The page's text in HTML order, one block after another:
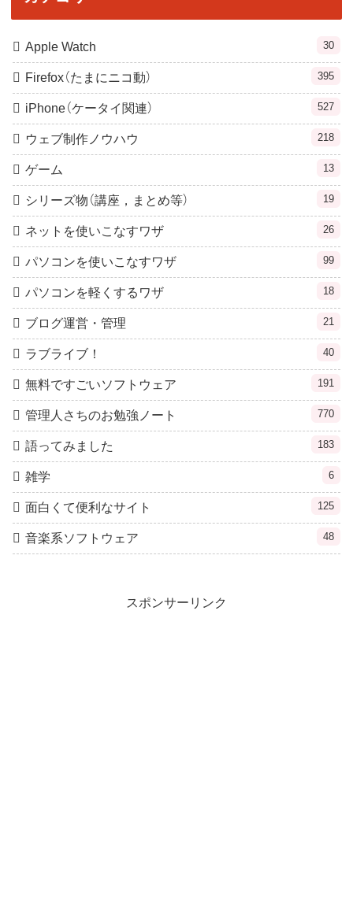
Apple Watch 30
Firefox（たまにニコ動） 395
iPhone（ケータイ関連） 527
ウェブ制作ノウハウ 218
ゲーム 13
シリーズ物（講座，まとめ等） 19
ネットを使いこなすワザ 26
パソコンを使いこなすワザ 99
パソコンを軽くするワザ 18
ブログ運営・管理 21
ラブライブ！ 40
無料ですごいソフトウェア 191
管理人さちのお勉強ノート 770
語ってみました 183
雑学 6
面白くて便利なサイト 125
音楽系ソフトウェア 48
スポンサーリンク